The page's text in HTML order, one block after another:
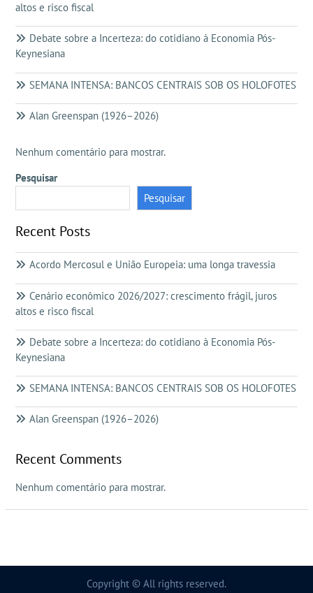
altos e risco fiscal
Debate sobre a Incerteza: do cotidiano à Economia Pós-
Keynesiana
SEMANA INTENSA: BANCOS CENTRAIS SOB OS HOLOFOTES
Alan Greenspan (1926–2026)
Nenhum comentário para mostrar.
Pesquisar
Pesquisar
Recent Posts
Acordo Mercosul e União Europeia: uma longa travessia
Cenário econômico 2026/2027: crescimento frágil, juros
altos e risco fiscal
Debate sobre a Incerteza: do cotidiano à Economia Pós-
Keynesiana
SEMANA INTENSA: BANCOS CENTRAIS SOB OS HOLOFOTES
Alan Greenspan (1926–2026)
Recent Comments
Nenhum comentário para mostrar.
Copyright © All rights reserved.